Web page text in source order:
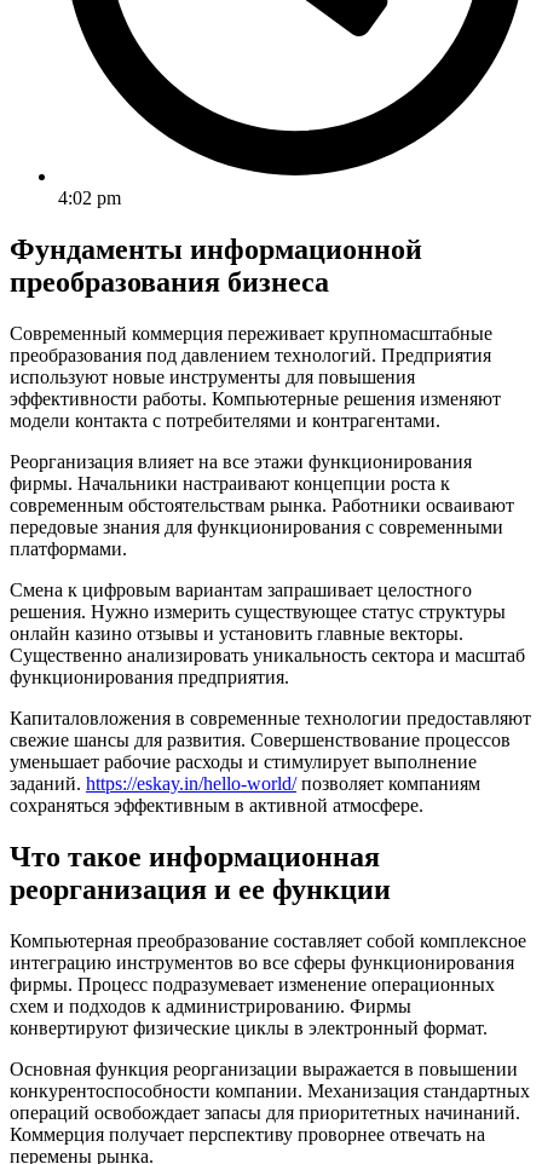
4:02 pm
Фундаменты информационной
преобразования бизнеса
Современный коммерция переживает крупномасштабные
преобразования под давлением технологий. Предприятия
используют новые инструменты для повышения
эффективности работы. Компьютерные решения изменяют
модели контакта с потребителями и контрагентами.
Реорганизация влияет на все этажи функционирования
фирмы. Начальники настраивают концепции роста к
современным обстоятельствам рынка. Работники осваивают
передовые знания для функционирования с современными
платформами.
Смена к цифровым вариантам запрашивает целостного
решения. Нужно измерить существующее статус структуры
онлайн казино отзывы и установить главные векторы.
Существенно анализировать уникальность сектора и масштаб
функционирования предприятия.
Капиталовложения в современные технологии предоставляют
свежие шансы для развития. Совершенствование процессов
уменьшает рабочие расходы и стимулирует выполнение
заданий. https://eskay.in/hello-world/позволяет компаниям
сохраняться эффективным в активной атмосфере.
Что такое информационная
реорганизация и ее функции
Компьютерная преобразование составляет собой комплексное
интеграцию инструментов во все сферы функционирования
фирмы. Процесс подразумевает изменение операционных
схем и подходов к администрированию. Фирмы
конвертируют физические циклы в электронный формат.
Основная функция реорганизации выражается в повышении
конкурентоспособности компании. Механизация стандартных
операций освобождает запасы для приоритетных начинаний.
Коммерция получает перспективу проворнее отвечать на
перемены рынка.